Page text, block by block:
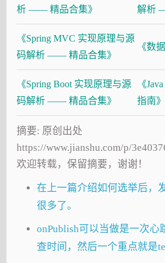
析 —— 精品合集》
解析
《Spring MVC 实现原理与源
码解析 —— 精品合集》
《数
《Spring Boot 实现原理与源
码解析 —— 精品合集》
《
指南》
摘要: 原创出处
https://www.jianshu.com/p/
欢迎转载，保留摘要，谢谢！
在上一篇介绍如何选举后，
很多了。
onPublish可以当做是一次心
查时间，然后一个重点就是